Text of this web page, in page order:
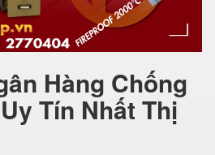
Hàng Chống
Tín Nhất Thị